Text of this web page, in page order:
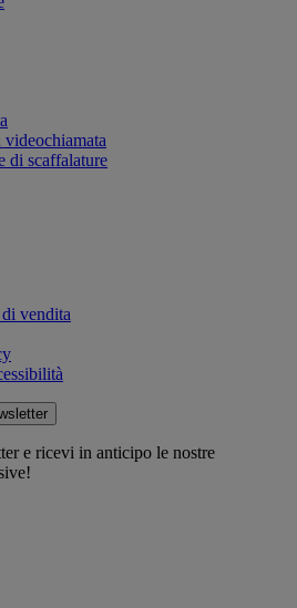
di scaffalature
vendita
e ricevi in anticipo le nostre